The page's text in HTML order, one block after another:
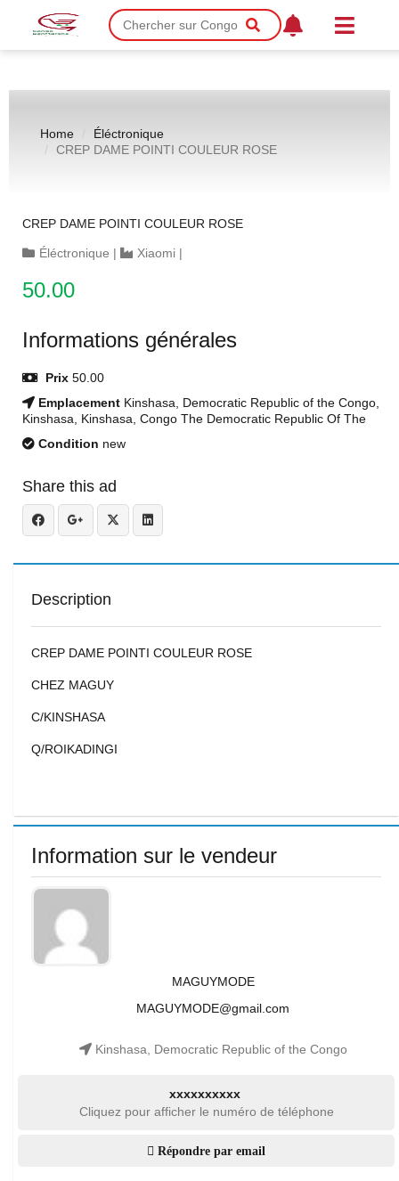
Home
Éléctronique
CREP DAME POINTI COULEUR ROSE
CREP DAME POINTI COULEUR ROSE
Éléctronique | Xiaomi |
50.00
Informations générales
Prix 50.00
Emplacement Kinshasa, Democratic Republic of the Congo,
Kinshasa, Kinshasa, Congo The Democratic Republic Of The
Condition new
Share this ad
Description
CREP DAME POINTI COULEUR ROSE
CHEZ MAGUY
C/KINSHASA
Q/ROIKADINGI
Information sur le vendeur
MAGUYMODE
MAGUYMODE@gmail.com
Kinshasa, Democratic Republic of the Congo
xxxxxxxxxx
Cliquez pour afficher le numéro de téléphone
Répondre par email